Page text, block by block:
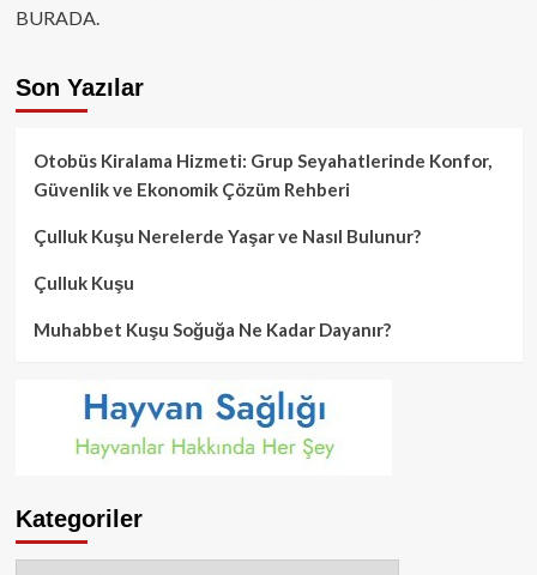
BURADA.
Son Yazılar
Otobüs Kiralama Hizmeti: Grup Seyahatlerinde Konfor,
Güvenlik ve Ekonomik Çözüm Rehberi
Çulluk Kuşu Nerelerde Yaşar ve Nasıl Bulunur?
Çulluk Kuşu
Muhabbet Kuşu Soğuğa Ne Kadar Dayanır?
Kategoriler